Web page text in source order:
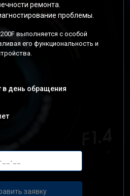
ремонта.
проблемы.
выполняется с особой
его функциональность и
в день обращения
заявку